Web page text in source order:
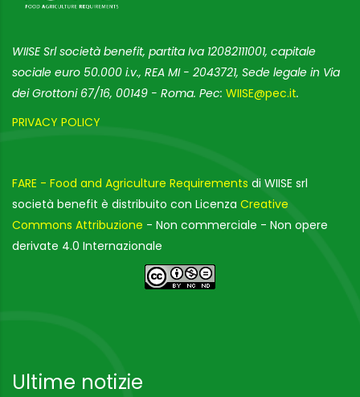
WIISE Srl società benefit, partita Iva 12082111001, capitale
sociale euro 50.000 i.v., REA MI - 2043721, Sede legale in Via
dei Grottoni 67/16, 00149 - Roma. Pec: WIISE@pec.it.
PRIVACY POLICY
FARE - Food and Agriculture Requirements di WIISE srl
società benefit è distribuito con Licenza Creative
Commons Attribuzione - Non commerciale - Non opere
derivate 4.0 Internazionale
Ultime notizie